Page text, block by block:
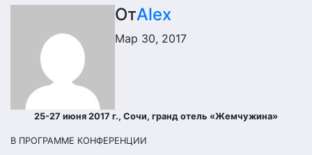
ОтAlex
Мар 30, 2017
25-27 июня 2017 г., Сочи, гранд отель «Жемчужина»
В ПРОГРАММЕ КОНФЕРЕНЦИИ